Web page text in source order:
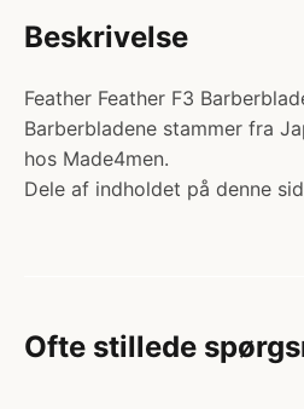
Beskrivelse
Feather Feather F3
Barberbladene stammer fra
hos Made4men.
Dele af indholdet på denne
Ofte stillede